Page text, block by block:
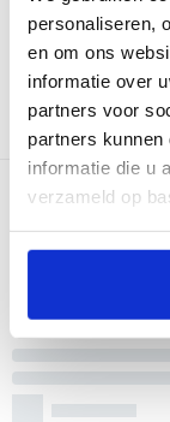
personaliseren,
en om ons
informatie over
partners voor
partners
informatie die u
verzameld op